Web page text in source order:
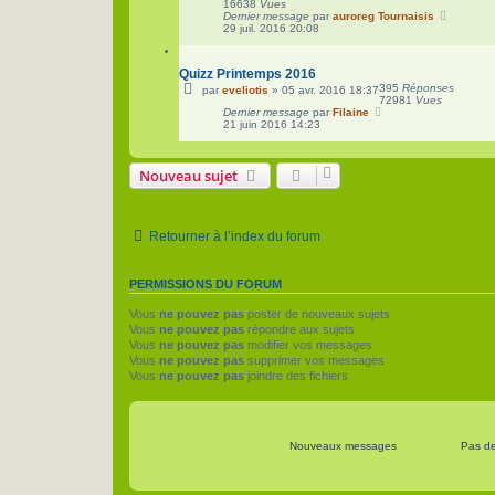
16638 Vues
Dernier message par auroreg Tournaisis
29 juil. 2016 20:08
Quizz Printemps 2016
par eveliotis » 05 avr. 2016 18:37395 Réponses
72981 Vues
Dernier message par Filaine
21 juin 2016 14:23
Nouveau sujet
Retourner à l’index du forum
PERMISSIONS DU FORUM
Vous ne pouvez pas poster de nouveaux sujets
Vous ne pouvez pas répondre aux sujets
Vous ne pouvez pas modifier vos messages
Vous ne pouvez pas supprimer vos messages
Vous ne pouvez pas joindre des fichiers
Nouveaux messages Pas